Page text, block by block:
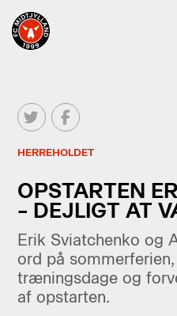
HERREHOLDET
OPSTARTEN
– DEJLIGT AT
Erik Sviatchenko og
ord på
træningsdage og
af opstarten.